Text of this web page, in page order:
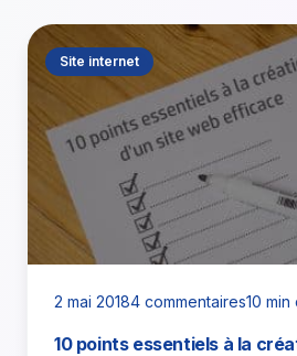
Site internet
2 mai 20184 commentaires10
10 points essentiels à la